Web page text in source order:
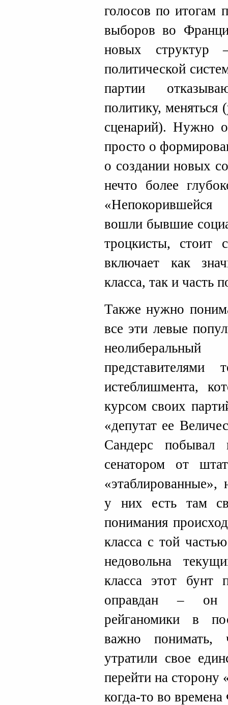
голосов по итогам
выборов во
новых структур
политической
партии
политику, меняться
сценарий). Нужно
просто о
о создании новых
нечто более
вошли бывшие
троцкисты, стоит
включает как
класса, так и часть
Также нужно
все эти левые
представителями
истеблишмента,
курсом своих
«депутат ее
Сандерс
сенатором от
у них есть там
понимания
класса с той
недовольна
класса этот бунт
оправдан – он
рейганомики в
важно понимать,
утратили свое
перейти на сторону
когда-то во